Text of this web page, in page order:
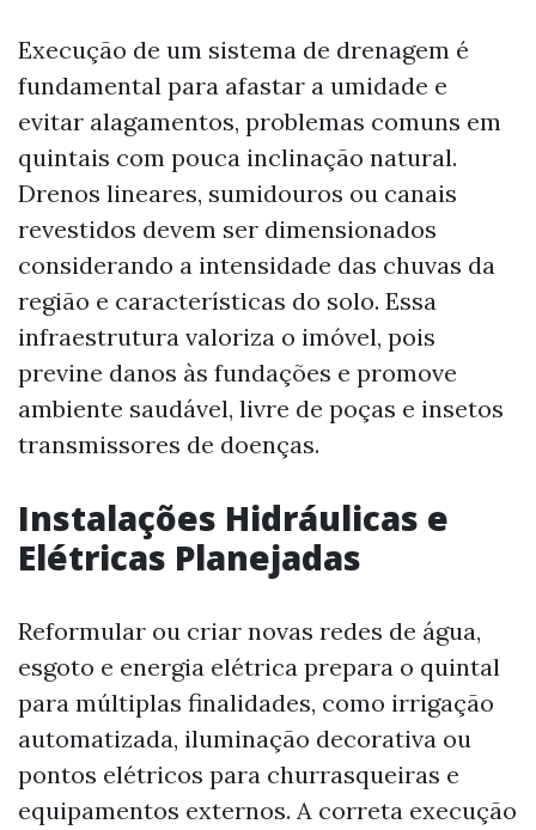
Execução de um sistema de drenagem é
fundamental para afastar a umidade e
evitar alagamentos, problemas comuns em
quintais com pouca inclinação natural.
Drenos lineares, sumidouros ou canais
revestidos devem ser dimensionados
considerando a intensidade das chuvas da
região e características do solo. Essa
infraestrutura valoriza o imóvel, pois
previne danos às fundações e promove
ambiente saudável, livre de poças e insetos
transmissores de doenças.
Instalações Hidráulicas e
Elétricas Planejadas
Reformular ou criar novas redes de água,
esgoto e energia elétrica prepara o quintal
para múltiplas finalidades, como irrigação
automatizada, iluminação decorativa ou
pontos elétricos para churrasqueiras e
equipamentos externos. A correta execução